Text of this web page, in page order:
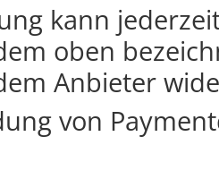
kann
oben
Anbieter
von